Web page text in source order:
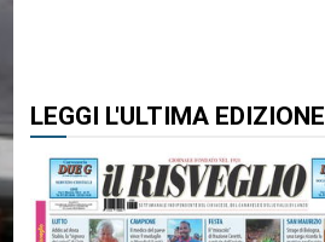
LEGGI L'ULTIMA EDIZIONE